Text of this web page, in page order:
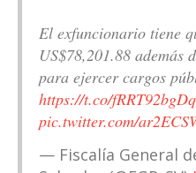
El exfuncionario tiene
US$78,201.88 además
para ejercer cargos
https://t.co/fRRT92bgDq
pic.twitter.com/
— Fiscalía General